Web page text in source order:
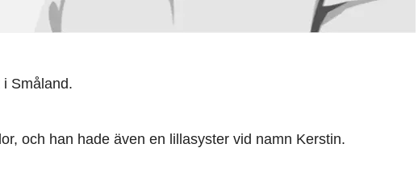
Småland.
och han hade även en lillasyster vid namn Kerstin.